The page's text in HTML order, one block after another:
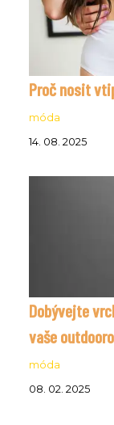
Proč nosit
móda
14. 08. 2025
Dobývejte
vaše
móda
08. 02. 2025